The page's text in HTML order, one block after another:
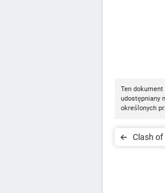
Ten dokument
udostępniany
określonych
Clash